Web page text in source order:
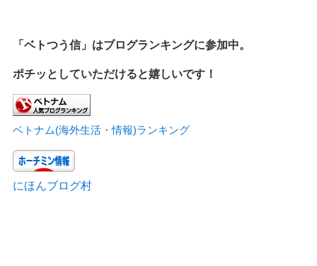
「ベトつう信」はブログランキングに参加中。
ポチッとしていただけると嬉しいです！
ベトナム(海外生活・情報)ランキング
にほんブログ村